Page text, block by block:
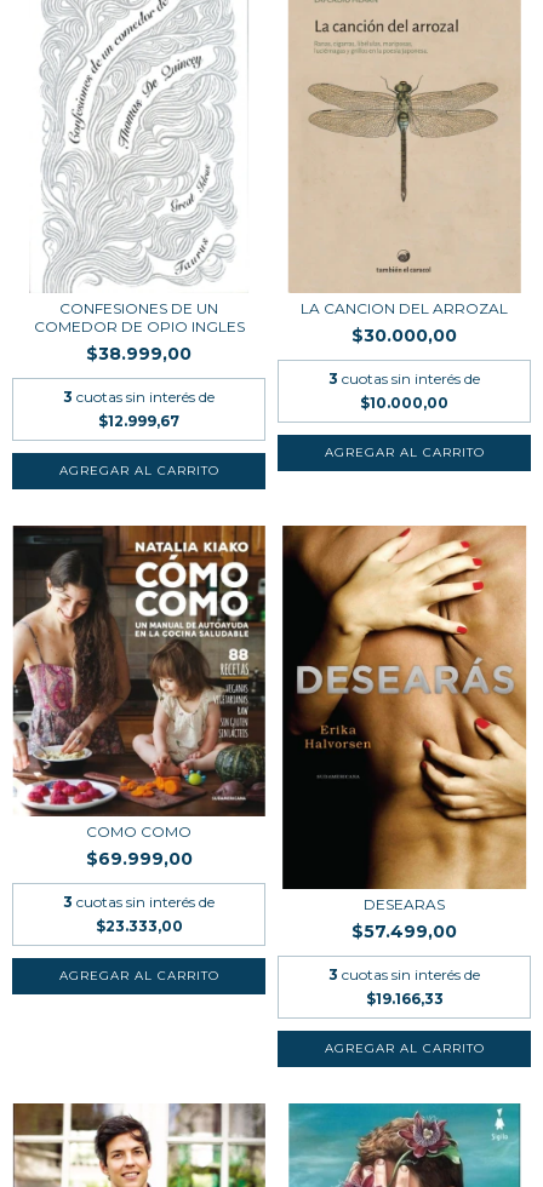
CONFESIONES DE UN
COMEDOR DE OPIO INGLES
$38.999,00
3 cuotas sin interés de
$12.999,67
LA CANCION DEL ARROZAL
$30.000,00
3 cuotas sin interés de
$10.000,00
COMO COMO
$69.999,00
3 cuotas sin interés de
$23.333,00
DESEARAS
$57.499,00
3 cuotas sin interés de
$19.166,33